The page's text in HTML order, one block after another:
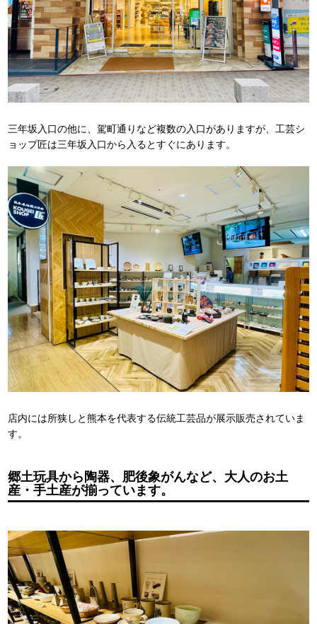
三年坂入口の他に、駕町通りなど複数の入口がありますが、工芸シ
ョップ匠は三年坂入口から入るとすぐにあります。
店内には所狭しと熊本を代表する伝統工芸品が展示販売されていま
す。
郷土玩具から陶器、肥後象がんなど、大人のお土
産・手土産が揃っています。